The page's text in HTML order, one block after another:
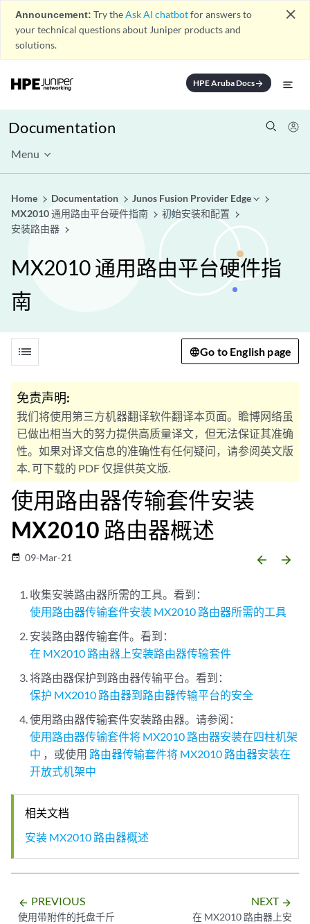
Announcement: Try theAsk AI chatbotfor answers to
your technical questions about Juniper products and
solutions.
close
HPE Aruba Docsarrow_forward
Documentation
Menu
Home Documentation
Junos Fusion Provider Edge
MX2010 通用路由平台硬件指南
初始安装和配置
安装路由器
MX2010 通用路由平台硬件指
南
list Go to English page
免责声明:
我们将使用第三方机器翻译软件翻译本页面。瞻博网络虽
已做出相当大的努力提供高质量译文，但无法保证其准确
性。如果对译文信息的准确性有任何疑问，请参阅英文版
本. 可下载的 PDF 仅提供英文版.
使用路由器传输套件安装
MX2010 路由器概述
date_range 09-Mar-21 arrow_backward arrow_forward
收集安装路由器所需的工具。看到：
使用路由器传输套件安装 MX2010 路由器所需的工具
安装路由器传输套件。看到：
在 MX2010 路由器上安装路由器传输套件
将路由器保护到路由器传输平台。看到：
保护 MX2010 路由器到路由器传输平台的安全
使用路由器传输套件安装路由器。请参阅：
使用路由器传输套件将 MX2010 路由器安装在四柱机架
中 ，或使用 路由器传输套件将 MX2010 路由器安装在
开放式机架中
相关文档
安装 MX2010 路由器概述
arrow_backward PREVIOUS
使用带附件的托盘千斤
NEXT arrow_forward
在 MX2010 路由器上安